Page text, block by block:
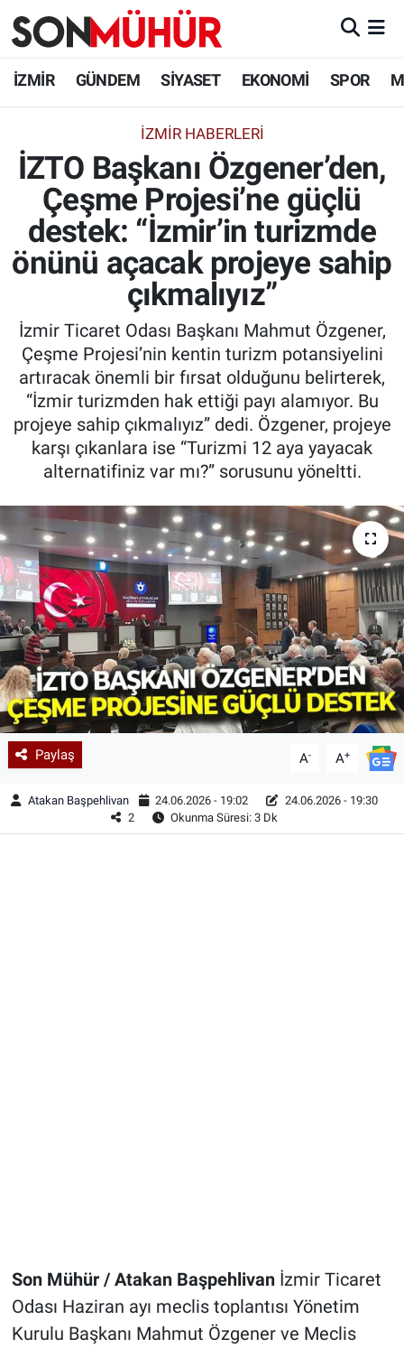
İZMİR GÜNDEM SİYASET EKONOMİ SPOR
İZMIR HABERLERI
İZTO Başkanı Özgener’den,
Çeşme Projesi’ne güçlü
destek: “İzmir’in turizmde
önünü açacak projeye sahip
çıkmalıyız”
İzmir Ticaret Odası Başkanı Mahmut Özgener,
Çeşme Projesi’nin kentin turizm potansiyelini
artıracak önemli bir fırsat olduğunu belirterek,
“İzmir turizmden hak ettiği payı alamıyor. Bu
projeye sahip çıkmalıyız” dedi. Özgener, projeye
karşı çıkanlara ise “Turizmi 12 aya yayacak
alternatifiniz var mı?” sorusunu yöneltti.
Paylaş A- A+
Atakan Başpehlivan 24.06.2026 - 19:02
24.06.2026 - 19:30
2
Okunma Süresi: 3 Dk
Son Mühür / Atakan Başpehlivan İzmir Ticaret
Odası Haziran ayı meclis toplantısı Yönetim
Kurulu Başkanı Mahmut Özgener ve Meclis
İzmir Nöbetçi Eczaneler
İzmir Namaz Vakitleri
İzmir Trafik Yoğunluk Haritası
Süper Lig Puan Durumu ve Fikstür
Tüm Manşetler
Son Dakika Haberleri
Haber Arşivi